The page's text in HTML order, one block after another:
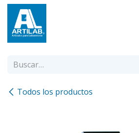
Ir al contenido
Todos los productos